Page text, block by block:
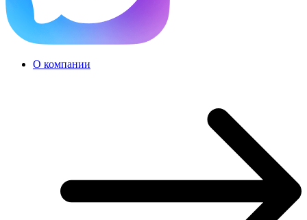
О компании